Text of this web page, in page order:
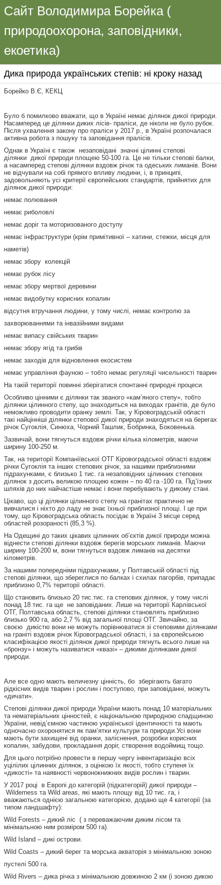
Сайт Володимира Борейка (
природоохорона, заповідники,
екоетика)
Дика природа українських степів: ні кроку назад
Борейко В.Є, КЕКЦ
Було б помилково вважати, що в Україні немає ділянок дикої природи.
Насамперед це ділянки диких лісів- праліси, де ніколи не було рубок.
Після ухвалення закону про праліси у 2017 р., в Україні розпочалася
активна робота з пошуку та заповідання пралісів.
Однак в Україні є також незаповідані значні цілинні степові
ділянки дикої природи площею 50-100 га. Це не тільки степові балки,
а насамперед степові ділянки вздовж річок та одеських лиманів. Вони
не відчували на собі прямого впливу людини, і, в принципі,
задовольняють усі критерії європейських стандартів, прийнятих для
ділянок дикої природи:
немає полювання
немає риболовлі
немає доріг та моторизованого доступу
немає інфраструктури (крім примітивної – хатини, стежки, місця для
наметів)
немає збору колекцій
немає рубок лісу
немає збору мертвої деревини
немає видобутку корисних копалин
відсутня втручання людини, у тому числі, немає контролю за
захворюваннями та інвазійними видами
немає випасу свійських тварин
немає збору ягід та грибів
немає заходів для відновлення екосистем
немає управління фауною – тобто немає регуляції чисельності тварин
На такій території повинні зберігатися спонтанні природні процеси.
Особливо цінними є ділянки так званого «кам’яного степу», тобто
ділянки цілинного степу, що знаходиться на виходах гранітів, де було
неможливо проводити оранку землі. Так, у Кіровоградській області
такі найцінніші ділянки степової дикої природи знаходяться на берегах
річок Сугоклія, Синюха, Чорний Ташлик, Бобринка, Боковенька.
Зазвичай, вони тягнуться вздовж річки кілька кілометрів, маючи
ширину 100-250 м.
Так, на території Компаніївської ОТГ Кіровоградської області вздовж
річки Сугоклія та інших степових річок, за нашими приблизними
підрахунками, є близько 1 тис. га незаповідних цілинних степових
ділянок з досить великою площею кожен – по 40 га -100 га. Під’їзних
шляхів до них найчастіше немає і вони перебувають у дикому стані.
Цікаво, що ці ділянки цілинного степу на гранітах практично не
вивчалися і ніхто до ладу не знає їхньої приблизної площі. І це при
тому, що Кіровоградська область посідає в Україні 3 місце серед
областей розораності (85,3 %).
На Одещині до таких цікавих цілинних об’єктів дикої природи можна
віднести степові ділянки вздовж берегів морських лиманів. Маючи
ширину 100-200 м, вони тягнуться вздовж лиманів на десятки
кілометрів.
За нашими попередніми підрахунками, у Полтавській області під
степові ділянки, що збереглися по балках і схилах пагорбів, припадає
приблизно 0,7% території області.
Що становить близько 20 тис.тис. га степових ділянок, у тому числі
понад 18 тис. га ще не заповіданих. Лише на території Карлівської
ОТГ, Полтавська область, степові ділянки становлять приблизно
близько 900 га, або 2,7 % від загальної площі ОТГ. Звичайно, за
своєю дикістю вони не можуть порівнюватися зі степовими ділянками
на граніті вздовж річок Кіровоградської області, і за європейською
класифікацією якості ділянок дикої природи тягнуть всього лише на
«бронзу» і можуть називатися «квазі» – дикими ділянками дикої
природи.
Але все одно мають величезну цінність, бо зберігають багато
рідкісних видів тварин і рослин і поступово, при заповіданні, можуть
«дичати».
Степові ділянки дикої природи України мають понад 10 матеріальних
та нематеріальних цінностей, є національною природною спадщиною
України, невід’ємною частиною української ідентичності та мають
одночасно охоронятися як пам’ятки культури та природи.Усі вони
мають бути захищені від оранки, заліснення, розробки корисних
копалин, забудови, прокладання доріг, створення водоймищ тощо.
Для цього потрібно провести в першу чергу інвентаризацію всіх
уцілілих цілинних ділянок, з оцінкою їх якості, тобто ступеня їх
«дикості» та наявності червонокнижних видів рослин і тварин.
У 2017 році в Европі до категорій (підкатегорій) дикої природи –
Wilderness та Wild areas, які мають площу від 10 тис. га, і
вважаються однією загальною категорією, додано ще 4 категорії (за
типом ландшафту):
Wild Forests – дикий ліс ( з переважаючим диким лісом та
мінімальною ним розміром 500 га).
Wild Island – дикі острови.
Wild Coasts – дикий берег та морська акваторія з мінімальною зоною
пустелі 500 га.
Wild Rivers – дика річка з мінімальною довжиною 2 км (і зоною дикою